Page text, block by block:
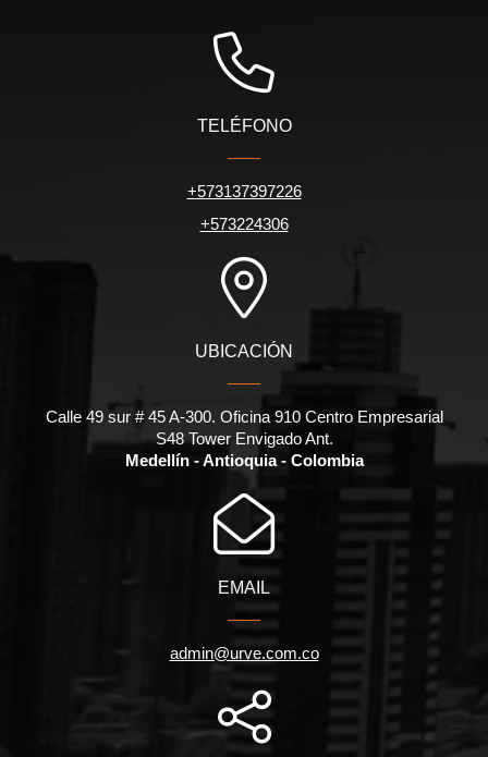
TELÉFONO
+573137397226
+573224306
UBICACIÓN
Calle 49 sur # 45 A-300. Oficina 910 Centro Empresarial
S48 Tower Envigado Ant.
Medellín - Antioquia - Colombia
EMAIL
admin@urve.com.co